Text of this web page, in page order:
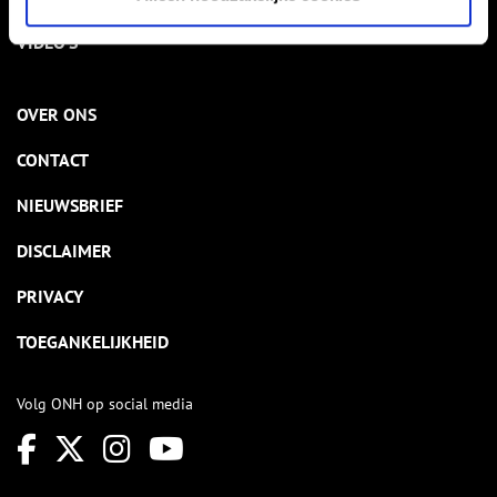
VIDEO’S
OVER ONS
CONTACT
NIEUWSBRIEF
DISCLAIMER
PRIVACY
TOEGANKELIJKHEID
Volg ONH op social media